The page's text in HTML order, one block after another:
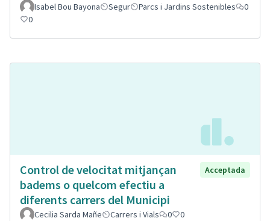
Isabel Bou Bayona Segur Parcs i Jardins Sostenibles
0
0
Control de velocitat mitjançan
badems o quelcom efectiu a
diferents carrers del Municipi
Acceptada
Cecilia Sarda Mañe Carrers i Vials 0 0